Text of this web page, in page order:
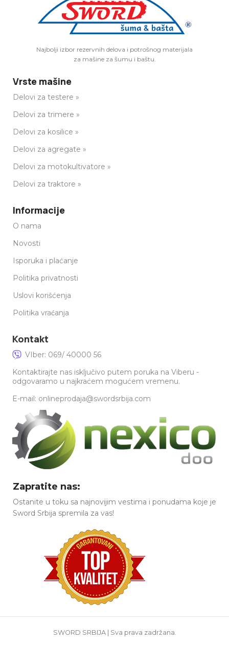
Najbolji izbor rezervnih delova i potrošnog materijala
za mašine za šumu i baštu.
Vrste mašine
Delovi za testere »
Delovi za trimere »
Delovi za kosilice »
Delovi za agregate »
Delovi za motokultivatore »
Delovi za traktore »
Informacije
O nama
Novosti
Isporuka i plaćanje
Politika privatnosti
Uslovi korišćenja
Politika vraćanja
Kontakt
VIber: 069/ 40000 56
Kontaktirajte nas isključivo putem poruka na Viberu -
odgovaramo u najkraćem mogućem vremenu.
E-mail: onlineprodaja@swordsrbija.com
Zapratite nas:
Ostanite u toku sa najnovijim vestima i ponudama koje je
Sword Srbija spremila za vas!
SWORD SRBIJA | Sva prava zadržana.